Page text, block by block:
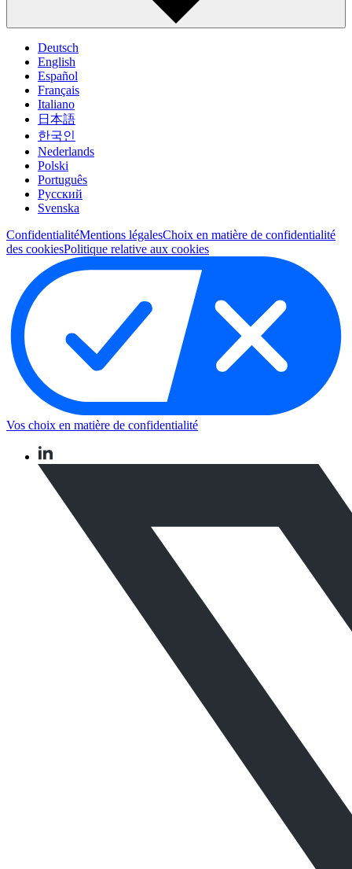
Deutsch
English
Español
Français
Italiano
日本語
한국인
Nederlands
Polski
Português
Pусский
Svenska
ConfidentialitéMentions légalesChoix en matière de confidentialité
des cookiesPolitique relative aux cookies
Vos choix en matière de confidentialité